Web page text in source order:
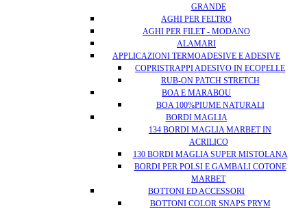
GRANDE
AGHI PER FELTRO
AGHI PER FILET - MODANO
ALAMARI
APPLICAZIONI TERMOADESIVE E ADESIVE
COPRISTRAPPI ADESIVO IN ECOPELLE
RUB-ON PATCH STRETCH
BOA E MARABOU
BOA 100%PIUME NATURALI
BORDI MAGLIA
134 BORDI MAGLIA MARBET IN
ACRILICO
130 BORDI MAGLIA SUPER MISTOLANA
BORDI PER POLSI E GAMBALI COTONE
MARBET
BOTTONI ED ACCESSORI
BOTTONI COLOR SNAPS PRYM